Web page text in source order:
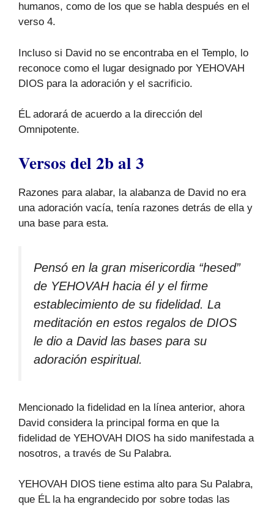
humanos, como de los que se habla después en el
verso 4.
Incluso si David no se encontraba en el Templo, lo
reconoce como el lugar designado por YEHOVAH
DIOS para la adoración y el sacrificio.
ÉL adorará de acuerdo a la dirección del
Omnipotente.
Versos del 2b al 3
Razones para alabar, la alabanza de David no era
una adoración vacía, tenía razones detrás de ella y
una base para esta.
Pensó en la gran misericordia “hesed”
de YEHOVAH hacia él y el firme
establecimiento de su fidelidad. La
meditación en estos regalos de DIOS
le dio a David las bases para su
adoración espiritual.
Mencionado la fidelidad en la línea anterior, ahora
David considera la principal forma en que la
fidelidad de YEHOVAH DIOS ha sido manifestada a
nosotros, a través de Su Palabra.
YEHOVAH DIOS tiene estima alto para Su Palabra,
que ÉL la ha engrandecido por sobre todas las